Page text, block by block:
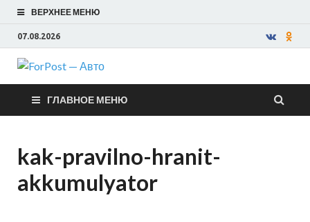
ВЕРХНЕЕ МЕНЮ
07.08.2026
ForPost —
Авто
ГЛАВНОЕ МЕНЮ
kak-pravilno-hranit-
akkumulyator